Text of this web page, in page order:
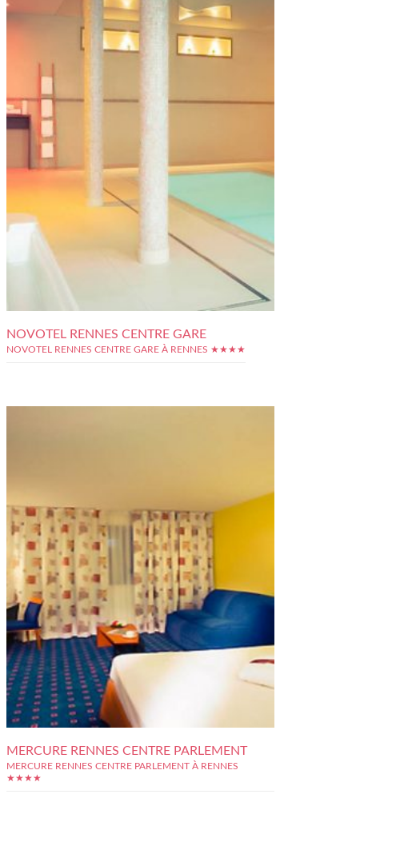
NOVOTEL RENNES CENTRE GARE
NOVOTEL RENNES CENTRE GARE À RENNES ★★★★
MERCURE RENNES CENTRE PARLEMENT
MERCURE RENNES CENTRE PARLEMENT À RENNES
★★★★